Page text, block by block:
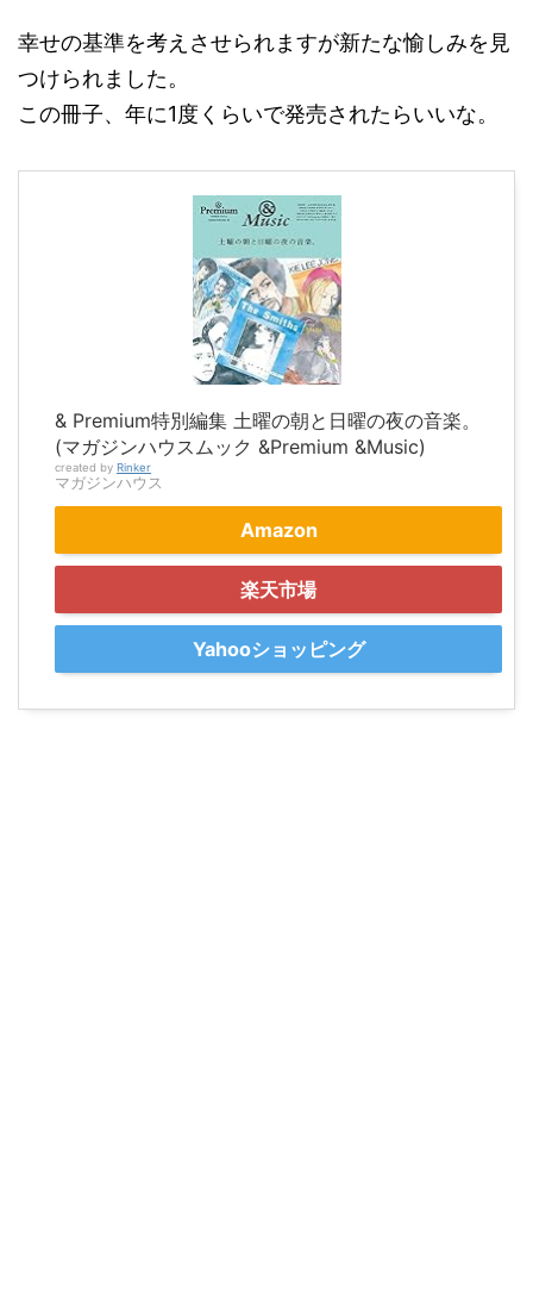
幸せの基準を考えさせられますが新たな愉しみを見
つけられました。
この冊子、年に1度くらいで発売されたらいいな。
& Premium特別編集 土曜の朝と日曜の夜の音楽。
(マガジンハウスムック &Premium &Music)
created by Rinker
マガジンハウス
Amazon
楽天市場
Yahooショッピング